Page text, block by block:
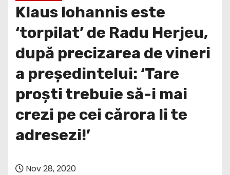
Klaus Iohannis este
‘torpilat’ de Radu Herjeu,
după precizarea de vineri
a președintelui: ‘Tare
proști trebuie să-i mai
crezi pe cei cărora li te
adresezi!’
Nov 28, 2020